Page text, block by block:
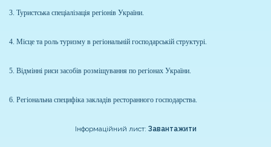
3. Туристська спеціалізація регіонів України.
4. Місце та роль туризму в регіональній господарській структурі.
5. Відмінні риси засобів розміщування по регіонах України.
6. Регіональна специфіка закладів ресторанного господарства.
Інформаційний лист: Завантажити